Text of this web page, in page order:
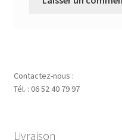
Contactez-nous :
Tél. : 06 52 40 79 97
Livraison